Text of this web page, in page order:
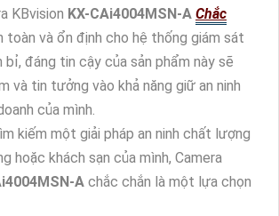
KBvision KX-CAi4004MSN-A Chắc
toàn và ổn định cho hệ thống giám sát
bỉ, đáng tin cậy của sản phẩm này sẽ
và tin tưởng vào khả năng giữ an ninh
của mình.
kiếm một giải pháp an ninh chất lượng
hoặc khách sạn của mình, Camera
A chắc chắn là một lựa chọn